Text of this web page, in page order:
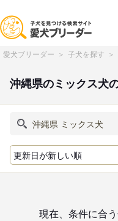
愛犬ブリーダー 子犬を探す
沖縄県のミックス犬
現在、条件に合